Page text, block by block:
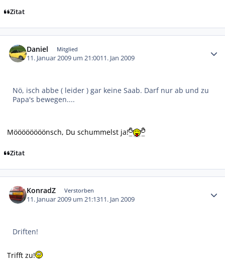
Zitat
Daniel Mitglied
11. Januar 2009 um 21:0011. Jan 2009
Nö, isch abbe ( leider ) gar keine Saab. Darf nur ab und zu
Papa's bewegen....
Möööööööönsch, Du schummelst ja!
Zitat
KonradZ Verstorben
11. Januar 2009 um 21:1311. Jan 2009
Driften!
Trifft zu!